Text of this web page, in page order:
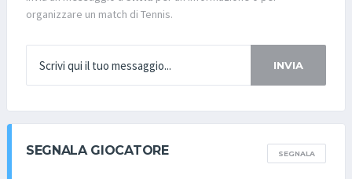
organizzare un match di Tennis.
INVIA
SEGNALA GIOCATORE SEGNALA